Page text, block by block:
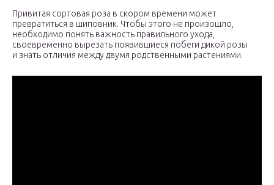
Привитая сортовая роза в скором времени может
превратиться в шиповник. Чтобы этого не произошло,
необходимо понять важность правильного ухода,
своевременно вырезать появившиеся побеги дикой розы
и знать отличия между двумя родственными растениями.